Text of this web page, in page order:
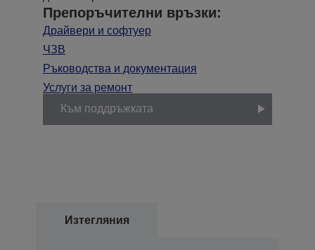
Препоръчителни връзки:
Драйвери и софтуер
ЧЗВ
Ръководства и документация
Услуги за ремонт
Към поддръжката
Изтегляния